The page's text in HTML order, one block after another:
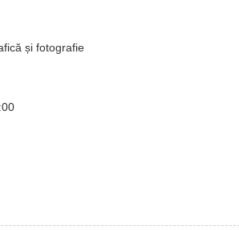
și fotografie